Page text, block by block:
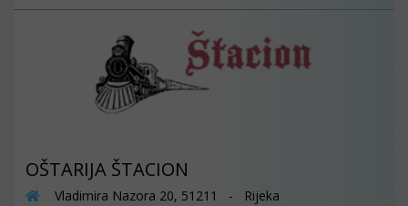
OŠTARIJA ŠTACION
Vladimira Nazora 20, 51211 - Rijeka